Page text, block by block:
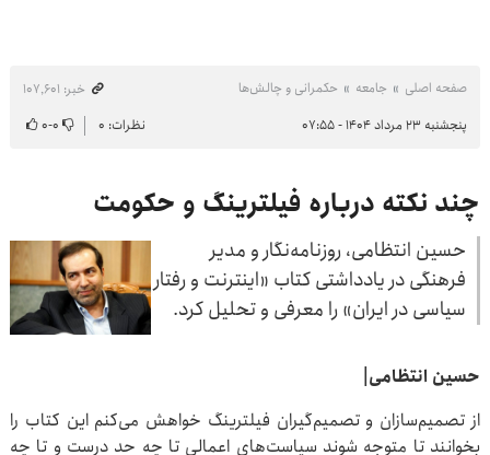
صفحه اصلی جامعه حکمرانی و چالش‌ها
خبر: ۱۰۷٬۶۰۱
پنجشنبه ۲۳ مرداد ۱۴۰۴ - ۰۷:۵۵
نظرات: ۰ ۰-۰
چند نکته درباره فیلترینگ و حکومت
حسین انتظامی، روزنامه‌نگار و مدیر
فرهنگی در یادداشتی کتاب «اینترنت و رفتار
سیاسی در ایران» را معرفی و تحلیل کرد.
حسین انتظامی|
از تصمیم‌سازان و تصمیم‌گیران فیلترینگ خواهش می‌کنم این کتاب را
بخوانند تا متوجه شوند سیاست‌های اعمالی تا چه حد درست و تا چه